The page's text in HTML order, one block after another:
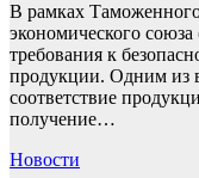
В рамках
экономического
требования к
продукции. Одним из
соответствие
получение…
Новости